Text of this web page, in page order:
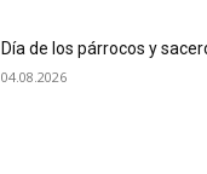
Día de los párrocos y
04.08.2026